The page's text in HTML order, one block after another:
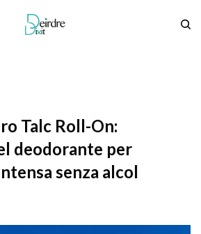
Talc Roll-On:
deodorante per
senza alcol